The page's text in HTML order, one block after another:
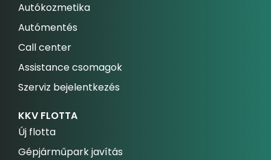
Autókozmetika
Autómentés
Call center
Assistance csomagok
Szerviz bejelentkezés
KKV FLOTTA
Új flotta
Gépjárműpark javítás